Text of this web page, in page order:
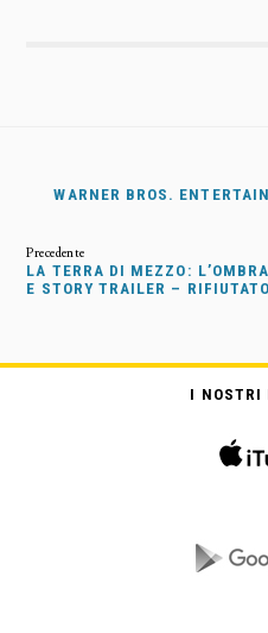
WARNER BROS.
LA TERRA DI MEZZO:
E STORY TRAILER –
I NOSTRI